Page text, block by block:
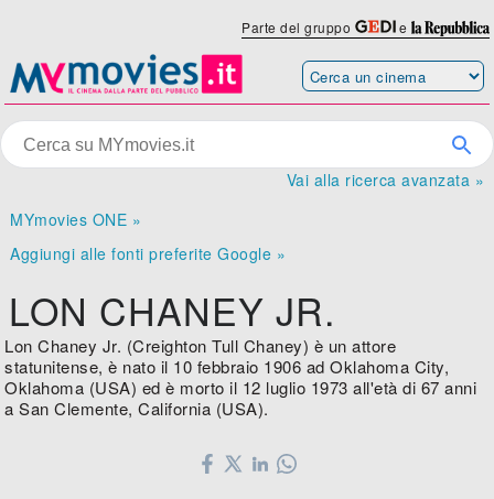
Parte del gruppo e
Vai alla ricerca avanzata »
MYmovies ONE »
Aggiungi alle fonti preferite Google »
LON CHANEY JR.
Lon Chaney Jr. (Creighton Tull Chaney) è un attore
statunitense, è nato il 10 febbraio 1906 ad Oklahoma City,
Oklahoma (USA) ed è morto il 12 luglio 1973 all'età di 67 anni
a San Clemente, California (USA).